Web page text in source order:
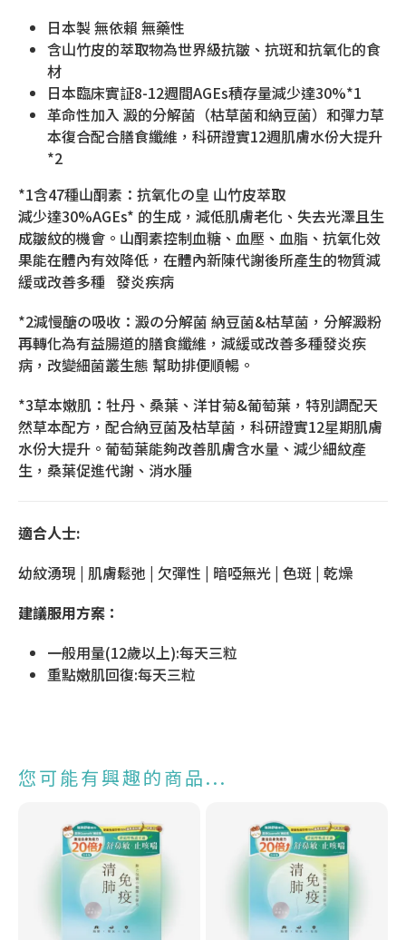
日本製 無依賴 無藥性
含山竹皮的萃取物為世界級抗皺、抗斑和抗氧化的食
材
日本臨床實証8-12週間AGEs積存量減少達30%*1
革命性加入 澱的分解菌（枯草菌和納豆菌）和彈力草
本復合配合膳食纖維，科研證實12週肌膚水份大提升
*2
*1含47種山酮素：抗氧化の皇 山竹皮萃取
減少達30%AGEs* 的生成，減低肌膚老化、失去光澤且生
成皺紋的機會。山酮素控制血糖、血壓、血脂、抗氧化效
果能在體內有效降低，在體內新陳代謝後所產生的物質減
緩或改善多種 發炎疾病
*2減慢醣の吸收：澱の分解菌 納豆菌&枯草菌，分解澱粉
再轉化為有益腸道的膳食纖維，減緩或改善多種發炎疾
病，改變細菌叢生態 幫助排便順暢。
*3草本嫩肌：牡丹、桑葉、洋甘菊&葡萄葉，特別調配天
然草本配方，配合納豆菌及枯草菌，科研證實12星期肌膚
水份大提升。葡萄葉能夠改善肌膚含水量、減少細紋產
生，桑葉促進代謝、消水腫
適合人士:
幼紋湧現 | 肌膚鬆弛 | 欠彈性 | 暗啞無光 | 色斑 | 乾燥
建議服用方案：
一般用量(12歲以上):每天三粒
重點嫩肌回復:每天三粒
您可能有興趣的商品...